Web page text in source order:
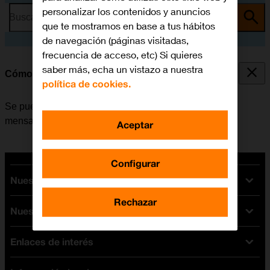
Busca por problema o tema
Cómo transferir contenido de otro móvil
Se puede transferir contenido, por ejemplo, contactos,
mensajes, archivos de música, etc. de móvil a móvil.
Nuestras tarifas
Tarifas Orange
Tarifas fibra y móvil
Tarifas móviles
Tarifas internet y fibra
Nuestros dispositivos
Ofertas en móviles
iPhone
Enlaces de interés
personalizar los contenidos y anuncios
que te mostramos en base a tus hábitos
de navegación (páginas visitadas,
frecuencia de acceso, etc) Si quieres
saber más, echa un vistazo a nuestra
política de cookies.
Configurar
Rechazar
Aceptar